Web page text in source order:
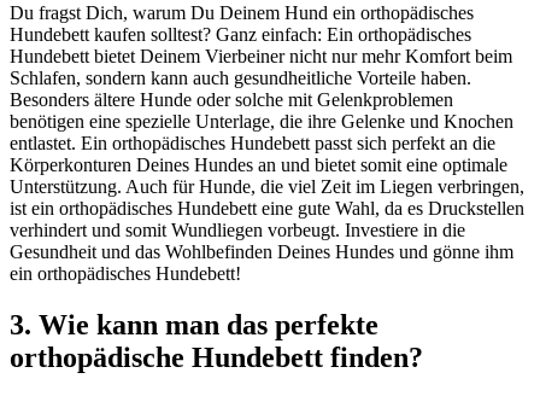
Du fragst Dich, warum Du Deinem Hund ein orthopädisches
Hundebett kaufen solltest? Ganz einfach: Ein orthopädisches
Hundebett bietet Deinem Vierbeiner nicht nur mehr Komfort beim
Schlafen, sondern kann auch gesundheitliche Vorteile haben.
Besonders ältere Hunde oder solche mit Gelenkproblemen
benötigen eine spezielle Unterlage, die ihre Gelenke und Knochen
entlastet. Ein orthopädisches Hundebett passt sich perfekt an die
Körperkonturen Deines Hundes an und bietet somit eine optimale
Unterstützung. Auch für Hunde, die viel Zeit im Liegen verbringen,
ist ein orthopädisches Hundebett eine gute Wahl, da es Druckstellen
verhindert und somit Wundliegen vorbeugt. Investiere in die
Gesundheit und das Wohlbefinden Deines Hundes und gönne ihm
ein orthopädisches Hundebett!
3. Wie kann man das perfekte
orthopädische Hundebett finden?